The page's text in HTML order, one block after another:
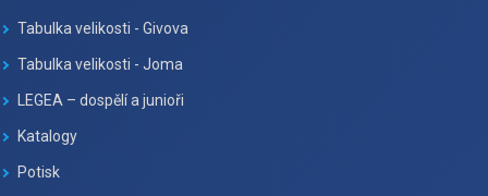
Tabulka velikosti - Givova
Tabulka velikosti - Joma
LEGEA – dospělí a junioři
Katalogy
Potisk